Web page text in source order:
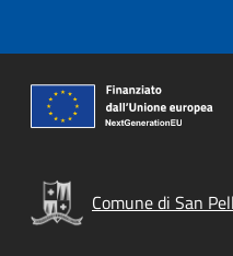
Comune di San